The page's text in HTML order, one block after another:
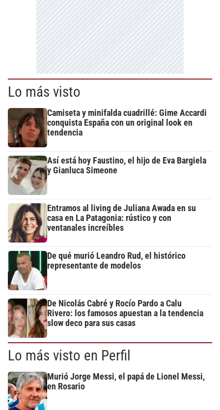
Lo más visto
Camiseta y minifalda cuadrillé: Gime Accardi
conquista España con un original look en
tendencia
Así está hoy Faustino, el hijo de Eva Bargiela
y Gianluca Simeone
Entramos al living de Juliana Awada en su
casa en La Patagonia: rústico y con
ventanales increíbles
De qué murió Leandro Rud, el histórico
representante de modelos
De Nicolás Cabré y Rocío Pardo a Calu
Rivero: los famosos apuestan a la tendencia
slow deco para sus casas
Lo más visto en Perfil
Murió Jorge Messi, el papá de Lionel Messi,
en Rosario